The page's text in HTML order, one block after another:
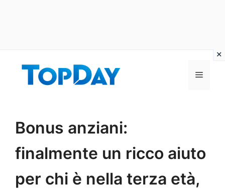
Menu
Bonus anziani:
finalmente un ricco aiuto
per chi è nella terza età,